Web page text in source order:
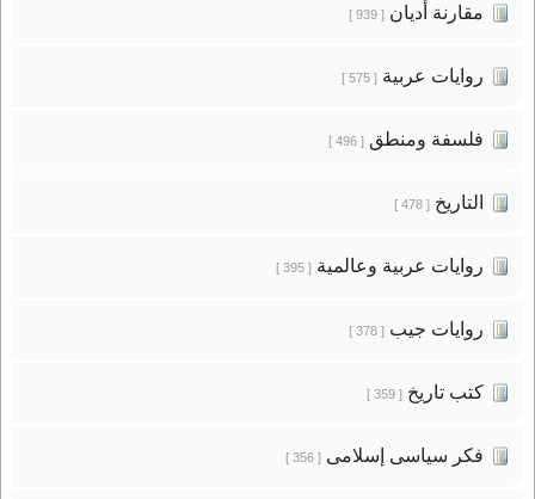
مقارنة أديان[ 939 ]
روايات عربية[ 575 ]
فلسفة ومنطق[ 496 ]
التاريخ[ 478 ]
روايات عربية وعالمية[ 395 ]
روايات جيب[ 378 ]
كتب تاريخ[ 359 ]
فكر سياسى إسلامى[ 356 ]